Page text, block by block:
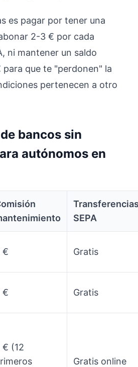
es pagar por tener una
2-3 € por cada
ni mantener un saldo
que te "perdonen" la
pertenecen a otro
bancos sin
autónomos en
SEPA
€ Gratis
€ Gratis
€ (12
Gratis online